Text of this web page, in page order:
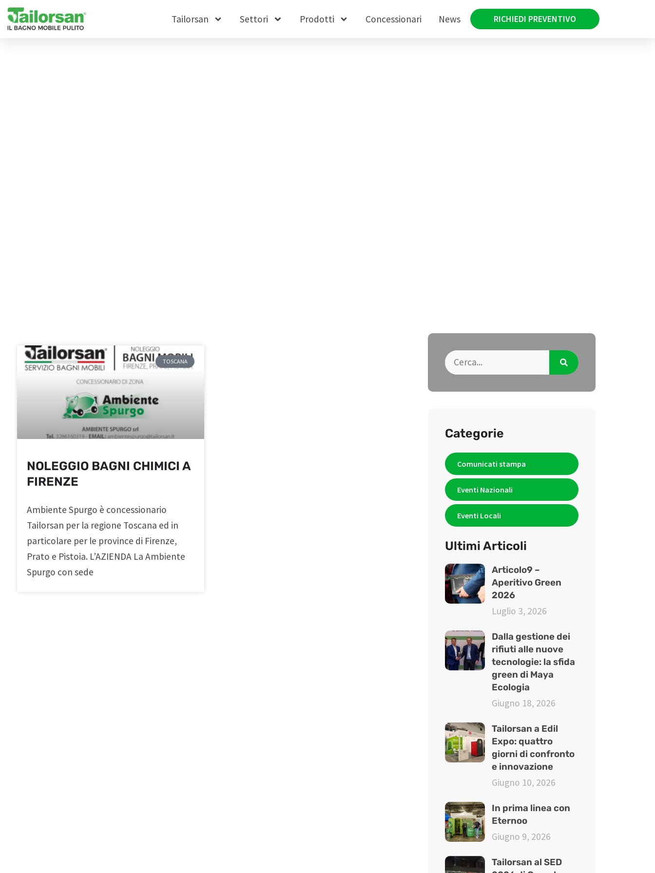
Tailorsan Settori Prodotti Concessionari News RICHIEDI PREVENTIVO
TOSCANA
NOLEGGIO BAGNI CHIMICI A
FIRENZE
Ambiente Spurgo è concessionario
Tailorsan per la regione Toscana ed in
particolare per le province di Firenze,
Prato e Pistoia. L’AZIENDA La Ambiente
Spurgo con sede
Categorie
Comunicati stampa
Eventi Nazionali
Eventi Locali
Ultimi Articoli
Articolo9 –
Aperitivo Green
2026
Luglio 3, 2026
Dalla gestione dei
rifiuti alle nuove
tecnologie: la sfida
green di Maya
Ecologia
Giugno 18, 2026
Tailorsan a Edil
Expo: quattro
giorni di confronto
e innovazione
Giugno 10, 2026
In prima linea con
Eternoo
Giugno 9, 2026
Tailorsan al SED